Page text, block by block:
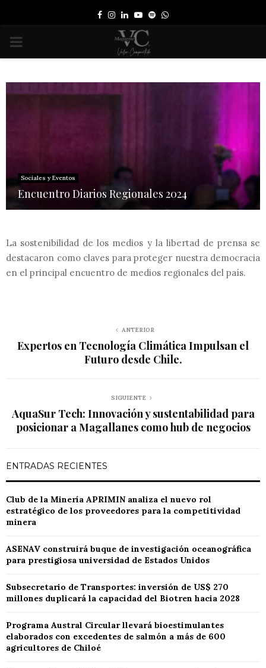
Facebook
Instagram
LinkedinYoutube
SpotifyWhatsapp
PRIMARY
Sociales y Eventos
Encuentro Diarios Regionales 2024
La sostenibilidad de los medios y la libertad de prensa se
destacaron como claves para proteger nuestra democracia
en el principal encuentro de medios regionales del país.
ANTERIOR
Expertos en Tecnología Climática Impulsan el
Futuro desde Chile.
SIGUIENTE
AquaSur Tech: Innovación y sustentabilidad para
posicionar a Magallanes como hub de negocios
ENTRADAS RECIENTES
Club de la Minería APRIMIN analiza el nuevo rol
estratégico de los proveedores para la competitividad
minera
ASENAV construirá buque de investigación oceanográfica
para prestigiosa universidad de Estados Unidos
Subsecretario de Transportes: inversión de US$ 270
millones duplicará la capacidad del Biotren hacia 2028
Programa Austral Circular llevará bioestimulantes
elaborados con excedentes de salmón a más de 600
agricultores de Chiloé